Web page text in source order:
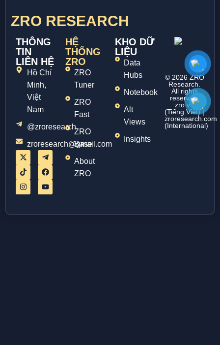
ZRO RESEARCH
THÔNG
TIN
LIÊN HỆ
Hồ Chí
Minh,
Việt
Nam
@zroresearch
zroresearch@gmail.com
HỆ
THỐNG
ZRO
ZRO
Tuner
ZRO
Fast
ZRO
Base
About
ZRO
KHO DỮ
LIỆU
Data
Hubs
Notebook
Alt
Views
Insights
© 2026 ZRO
Research.
All rights
reserved.
zro.vn
(Tiếng Việt) |
zroresearch.com
(International)